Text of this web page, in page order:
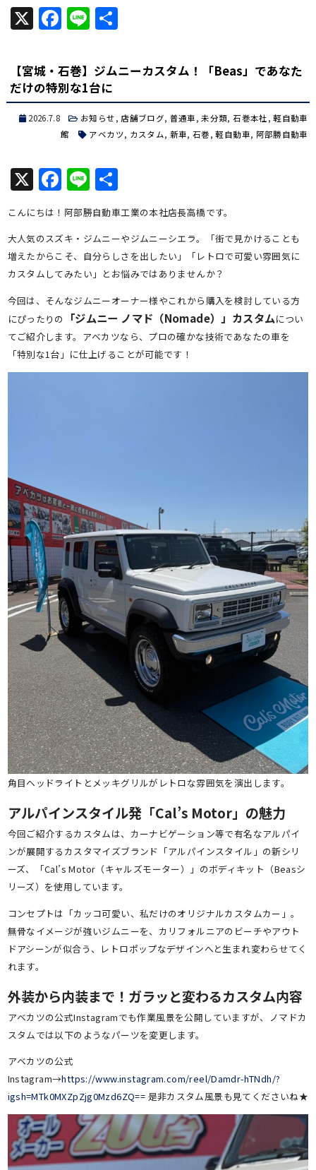
X Facebook
Line共
【宮城・石巻】ジムニーカスタム！「Beas」であなた
だけの特別な1台に
2026.7.8 お知らせ, 店舗ブログ, 普通車,未分類,石巻本社,軽自動車
館
アベカツ, カスタム, 新車,石巻,軽自動車, 阿部勝自動車
X Facebook
Line共
有
こんにちは！阿部勝自動車工業の本社店長高橋です。
大人気のスズキ・ジムニーやジムニーシエラ。「街で見かけることも
増えたからこそ、自分らしさを出したい」「レトロで可愛い雰囲気に
カスタムしてみたい」とお悩みではありませんか？
今回は、そんなジムニーオーナー様やこれから購入を検討している方
にぴったりの
「ジムニー ノマド（Nomade）」カスタムについ
てご紹介します。アベカツなら、プロの確かな技術であなたの車を
「特別な1台」に仕上げることが可能です！
角目ヘッドライトとメッキグリルがレトロな雰囲気を演出します。
アルパインスタイル発「Cal’s Motor」の魅力
今回ご紹介するカスタムは、カーナビゲーション等で有名なアルパイ
ンが展開するカスタマイズブランド「アルパインスタイル」の新シリ
ーズ、「Cal’s Motor（キャルズモーター）」のボディキット（Beasシ
リーズ）を使用しています。
コンセプトは「カッコ可愛い、私だけのオリジナルカスタムカー」。
無骨なイメージが強いジムニーを、カリフォルニアのビーチやアウト
ドアシーンが似合う、レトロポップなデザインへと生まれ変わらせてく
れます。
外装から内装まで！ガラッと変わるカスタム内容
アベカツの公式Instagramでも作業風景を公開していますが、ノマドカ
スタムでは以下のようなパーツを変更します。
アベカツの公式
Instagram→https://www.instagram.com/reel/Damdr-hTNdh/?
igsh=MTk0MXZpZjg0Mzd6ZQ== 是非カスタム風景も見てくださいね★